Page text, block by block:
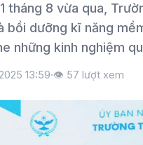
tháng 8 vừa qua,
bồi dưỡng kĩ năng
những kinh nghiệm
13:59·👁 57 lượt xem